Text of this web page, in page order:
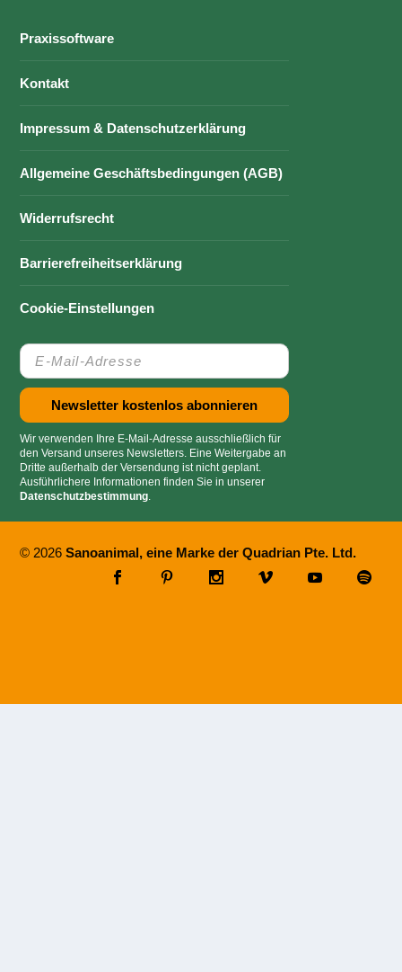
Praxissoftware
Kontakt
Impressum & Datenschutzerklärung
Allgemeine Geschäftsbedingungen (AGB)
Widerrufsrecht
Barrierefreiheitserklärung
Cookie-Einstellungen
Wir verwenden Ihre E-Mail-Adresse ausschließlich für
den Versand unseres Newsletters. Eine Weitergabe an
Dritte außerhalb der Versendung ist nicht geplant.
Ausführlichere Informationen finden Sie in unserer
Datenschutzbestimmung
© 2026Sanoanimal, eine Marke der Quadrian Pte. Ltd.